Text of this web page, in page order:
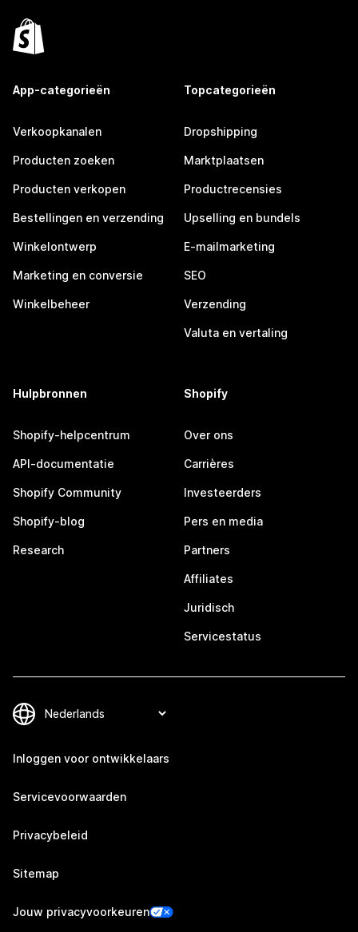
App-categorieën
Verkoopkanalen
Producten zoeken
Producten verkopen
Bestellingen en verzending
Winkelontwerp
Marketing en conversie
Winkelbeheer
Topcategorieën
Dropshipping
Marktplaatsen
Productrecensies
Upselling en bundels
E-mailmarketing
SEO
Verzending
Valuta en vertaling
Hulpbronnen
Shopify-helpcentrum
API-documentatie
Shopify Community
Shopify-blog
Research
Shopify
Over ons
Carrières
Investeerders
Pers en media
Partners
Affiliates
Juridisch
Servicestatus
Inloggen voor ontwikkelaars
Servicevoorwaarden
Privacybeleid
Sitemap
Jouw privacyvoorkeuren